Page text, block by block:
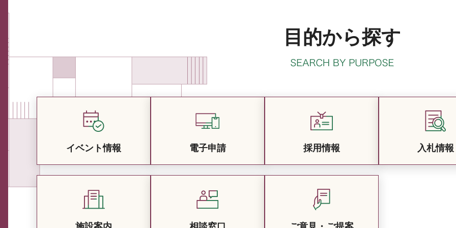
目的から探す
イベント情報 電子申請 採用情報 入札情報